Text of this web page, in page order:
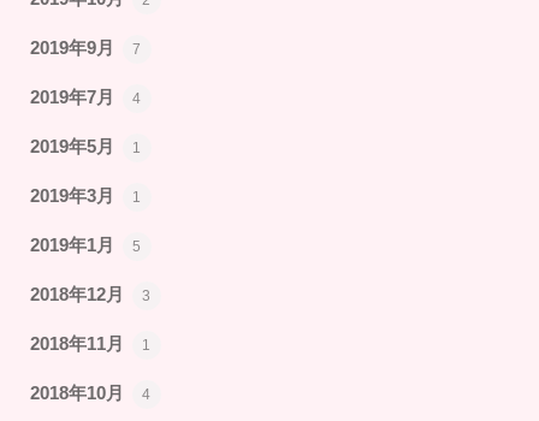
2019年9月 7
2019年7月 4
2019年5月 1
2019年3月 1
2019年1月 5
2018年12月 3
2018年11月 1
2018年10月 4